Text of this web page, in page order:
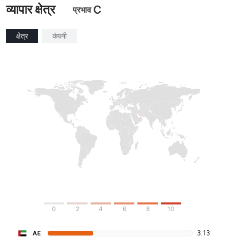
व्यापार क्षेत्र प्रभाव C
क्षेत्र कंपनी
0 2 4 6 8 10
AE 3.13